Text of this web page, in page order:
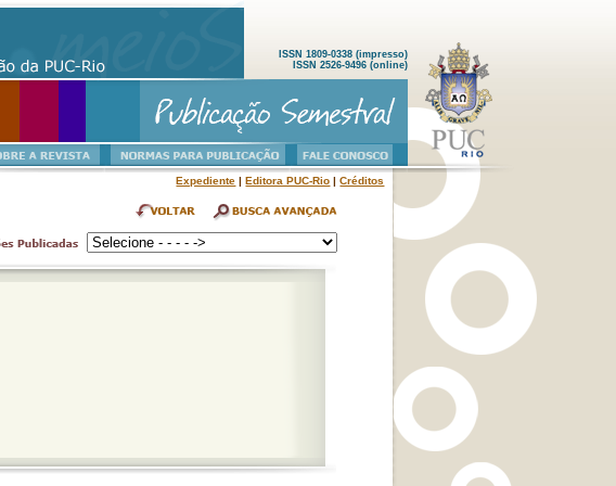
ISSN 1809-0338 (impresso)
ISSN 2526-9496 (online)
Expediente |Editora PUC-Rio |Créditos